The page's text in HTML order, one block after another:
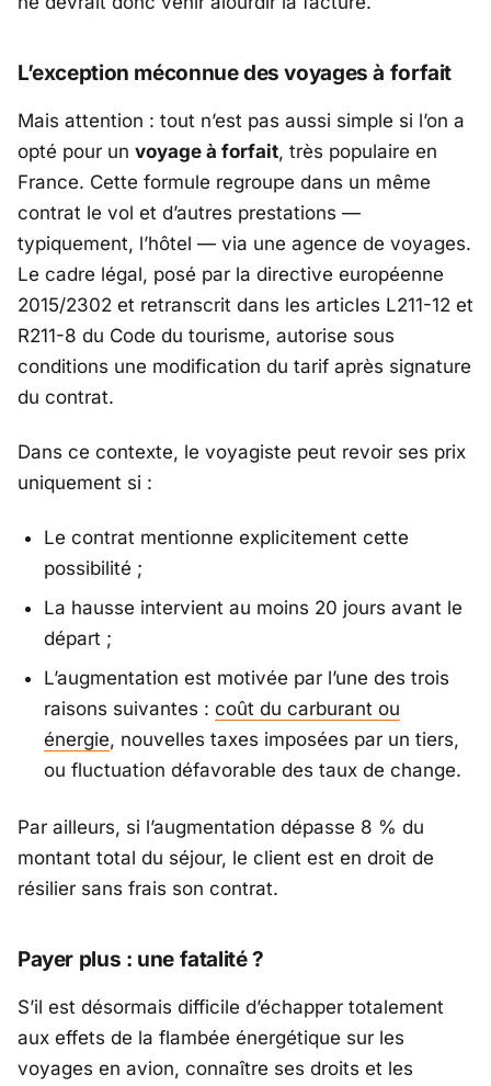
L’exception méconnue des voyages à forfait
Mais attention : tout n’est pas aussi simple si l’on a
opté pour un voyage à forfait, très populaire en
France. Cette formule regroupe dans un même
contrat le vol et d’autres prestations —
typiquement, l’hôtel — via une agence de voyages.
Le cadre légal, posé par la directive européenne
2015/2302 et retranscrit dans les articles L211-12 et
R211-8 du Code du tourisme, autorise sous
conditions une modification du tarif après signature
du contrat.
Dans ce contexte, le voyagiste peut revoir ses prix
uniquement si :
Le contrat mentionne explicitement cette
possibilité ;
La hausse intervient au moins 20 jours avant le
départ ;
L’augmentation est motivée par l’une des trois
raisons suivantes : coût du carburant ou
énergie, nouvelles taxes imposées par un tiers,
ou fluctuation défavorable des taux de change.
Par ailleurs, si l’augmentation dépasse 8 % du
montant total du séjour, le client est en droit de
résilier sans frais son contrat.
Payer plus : une fatalité ?
S’il est désormais difficile d’échapper totalement
aux effets de la flambée énergétique sur les
voyages en avion, connaître ses droits et les